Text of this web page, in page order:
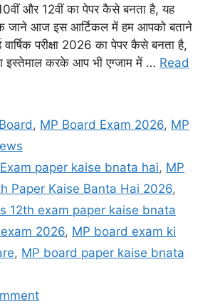
और 12वीं का पेपर कैसे बनता है, यह
जाने आज इस आर्टिकल में हम आपको बताने
वार्षिक परीक्षा 2026 का पेपर कैसे बनता है,
इस्तेमाल करके आप भी एग्जाम में … Read
, MP Board Exam 2026, MP
paper kaise bnata hai, MP
Paper Kaise Banta Hai 2026,
12th exam paper kaise bnata
2026, MP board exam ki
, MP board paper kaise bnata